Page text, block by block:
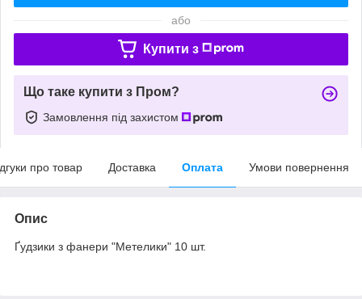
або
Купити з
Що таке купити з Пром?
Замовлення під захистом
про товар Доставка Оплата Умови повернення
Опис
Ґудзики з фанери "Метелики" 10 шт.